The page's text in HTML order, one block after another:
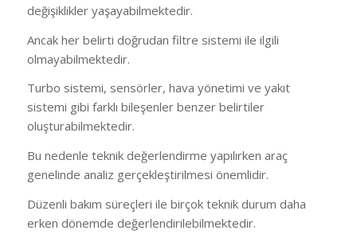
değişiklikler yaşayabilmektedir.
Ancak her belirti doğrudan filtre sistemi ile ilgili
olmayabilmektedir.
Turbo sistemi, sensörler, hava yönetimi ve yakıt
sistemi gibi farklı bileşenler benzer belirtiler
oluşturabilmektedir.
Bu nedenle teknik değerlendirme yapılırken araç
genelinde analiz gerçekleştirilmesi önemlidir.
Düzenli bakım süreçleri ile birçok teknik durum daha
erken dönemde değerlendirilebilmektedir.